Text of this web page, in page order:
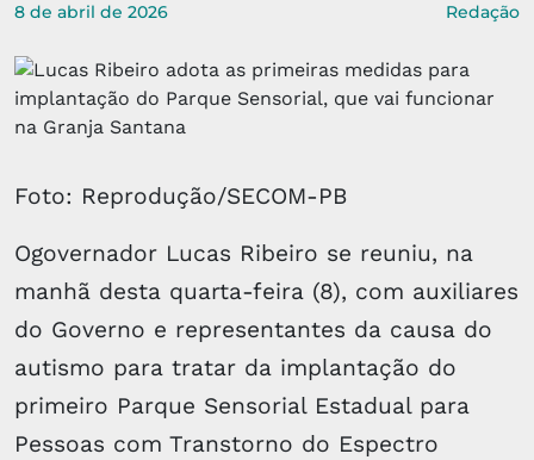
8 de abril de 2026 Redação
Foto: Reprodução/SECOM-PB
Ogovernador Lucas Ribeiro se reuniu, na
manhã desta quarta-feira (8), com auxiliares
do Governo e representantes da causa do
autismo para tratar da implantação do
primeiro Parque Sensorial Estadual para
Pessoas com Transtorno do Espectro